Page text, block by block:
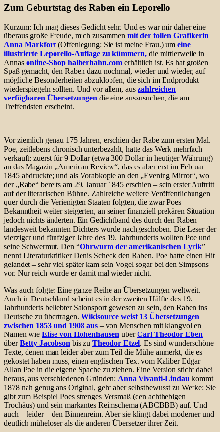
Zum Geburtstag des Raben ein Leporello
Kurzum: Ich mag dieses Gedicht sehr. Und es war mir daher eine
überaus große Freude, mich zusammen mit der tollen Grafikerin
Anna Markfort (Offenlegung: Sie ist meine Frau.) um eine
illustrierte Leporello-Auflage zu kümmern, die mittlerweile in
Annas online-Shop halberhahn.com erhältlich ist. Es hat großen
Spaß gemacht, den Raben dazu nochmal, wieder und wieder, auf
mögliche Besonderheiten abzuklopfen, die sich im Endprodukt
wiederspiegeln sollten. Und vor allem, aus zahlreichen
verfügbaren Übersetzungen die eine auszusuchen, die am
Treffendsten erscheint.
Vor ziemlich genau 175 Jahren, erschien der Rabe zum ersten Mal.
Poe, zeitlebens chronisch unterbezahlt, hatte das Werk mehrfach
verkauft: zuerst für 9 Dollar (etwa 300 Dollar in heutiger Währung)
an das Magazin „American Review“, das es aber erst im Februar
1845 abdruckte; und als Vorabkopie an den „Evening Mirror“, wo
der „Rabe“ bereits am 29. Januar 1845 erschien – sein erster Auftritt
auf der literarischen Bühne. Zahlreiche weitere Veröffentlichungen
quer durch die Verienigten Staaten folgten, die zwar Poes
Bekanntheit weiter steigerten, an seiner finanziell prekären Situation
jedoch nichts änderten. Ein Gedichtband des durch den Raben
landesweit bekannten Dichters wurde nachgeschoben. Die Leser der
vierziger und fünfziger Jahre des 19. Jahrhunderts wollten Poe und
seine Schwermut. Den “Ohrwurm der amerikanischen Lyrik”
nennt Literaturkritiker Denis Scheck den Raben. Poe hatte einen Hit
gelandet – sehr viel später kam sein Vogel sogar bei den Simpsons
vor. Nur reich wurde er damit mal wieder nicht.
Was auch folgte: Eine ganze Reihe an Übersetzungen weltweit.
Auch in Deutschland scheint es in der zweiten Hälfte des 19.
Jahrhunderts beliebter Salonsport gewesen zu sein, den Raben ins
Deutsche zu übertragen. Wikisource weist 13 Übersetzungen
zwischen 1853 und 1908 aus – von Menschen mit klangvollen
Namen wie Elise von Hohenhausen überCarl Theodor Eben
überBetty Jacobson bis zu Theodor Etzel. Es sind wunderschöne
Texte, denen man leider aber zum Teil die Mühe anmerkt, die es
gekostet haben muss, einen englischen Text vom Kaliber Edgar
Allan Poe in die eigene Spache zu ziehen. Eine Version sticht dabei
heraus, aus verschiedenen Gründen: Anna Vivanti-Lindau kommt
1878 nah genug ans Original, geht aber selbstbewusst zu Werke: Sie
gibt zum Beispiel Poes strenges Versmaß (den achthebigen
Trochäus) und sein markantes Reimschema (ABCBBB) auf. Und
auch – leider – den Binnenreim. Aber sie klingt dabei moderner und
deutlich müheloser als die anderen Übersetzer ihrer Zeit.